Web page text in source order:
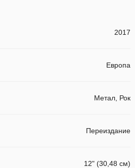
2017
Европа
Метал, Рок
Переиздание
12" (30,48 см)